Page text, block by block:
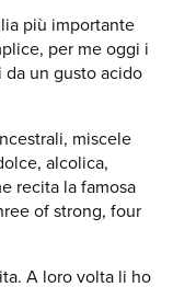
più importante
per me oggi i
un gusto acido
miscele
alcolica,
recita la famosa
of strong, four
A loro volta li ho